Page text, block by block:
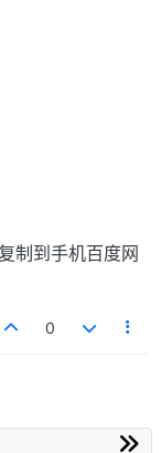
制到手机百度网
0